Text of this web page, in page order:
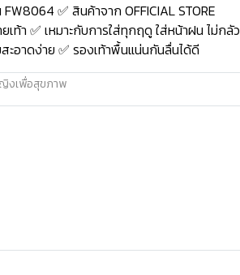
✅ สินค้าจาก OFFICIAL STORE
เท้า ✅ เหมาะกับการใส่ทุกฤดู ใส่หน้าฝน ไม่กลัว
ะอาดง่าย ✅ รองเท้าพื้นแน่นกันลื่นได้ดี
งเพื่อสุขภาพ